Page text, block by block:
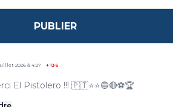
PUBLIER
2026 à 4:27 +136
El Pistolero !!! 🇵🇹⭐️⭐️🔵🔴⚽️🏆